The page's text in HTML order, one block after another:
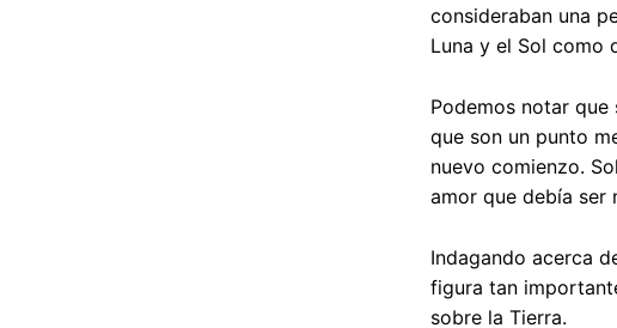
consideraban una
Luna y el Sol como
Podemos notar
que son un punto
nuevo comienzo.
amor que debía ser
Indagando acerca
figura tan
sobre la Tierra.